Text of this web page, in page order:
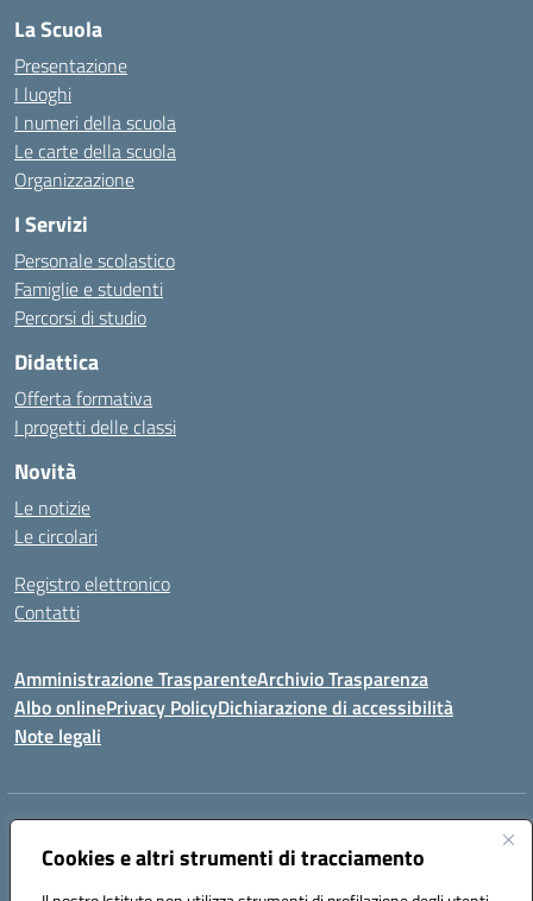
Cookies e altri strumenti di tracciamento
La Scuola
Presentazione
I luoghi
I numeri della scuola
Le carte della scuola
Organizzazione
I Servizi
Personale scolastico
Famiglie e studenti
Percorsi di studio
Didattica
Offerta formativa
I progetti delle classi
Novità
Le notizie
Le circolari
Registro elettronico
Contatti
Amministrazione TrasparenteArchivio Trasparenza
Albo onlinePrivacy PolicyDichiarazione di accessibilità
Note legali
Indirizzo:
Centralino:096721161 Email:czic869004@istruzione.it